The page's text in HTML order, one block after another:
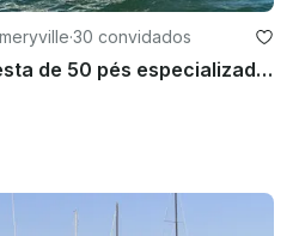
·30 convidados
Barco de festa de 50 pés especializado em cruzeiros pela baía, passeios históricos e viagens de pesca esportiva!